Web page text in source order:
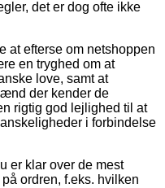
det er dog ofte ikke
at efterse om netshoppen
en tryghed om at
love, samt at
der kender de
rigtig god lejlighed til at
i forbindelse
er klar over de mest
ordren, f.eks. hvilken